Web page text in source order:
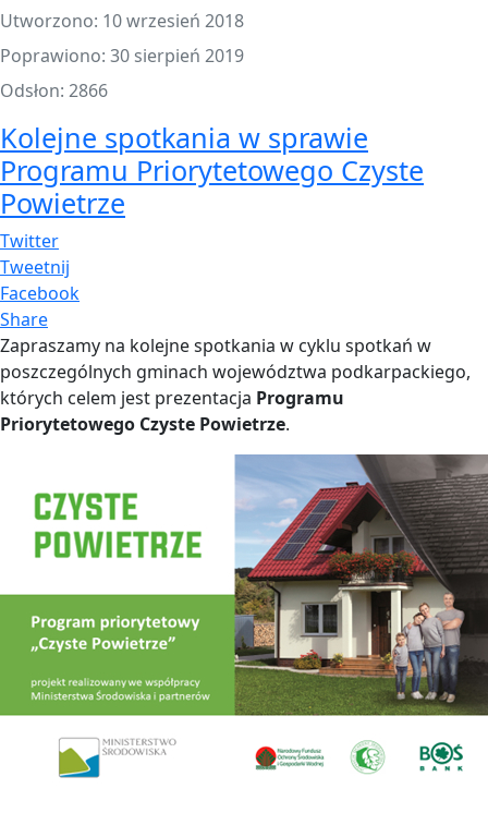
Utworzono: 10 wrzesień 2018
Poprawiono: 30 sierpień 2019
Odsłon: 2866
Kolejne spotkania w sprawie
Programu Priorytetowego Czyste
Powietrze
Twitter
Tweetnij
Facebook
Share
Zapraszamy na kolejne spotkania w cyklu spotkań w
poszczególnych gminach województwa podkarpackiego,
których celem jest prezentacja Programu
Priorytetowego Czyste Powietrze.